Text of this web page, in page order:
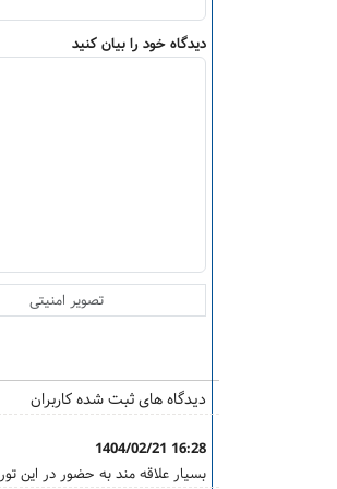
دیدگاه خود را بیان کنید
دیدگاه های ثبت شده کاربران
1404/02/21 16:28
بسیار علاقه مند به حضور در این تور